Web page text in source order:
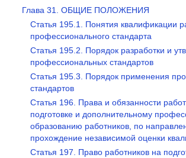
Глава 31. ОБЩИЕ ПОЛОЖЕНИЯ
Статья 195.1. Понятия квалификации
профессионального стандарта
Статья 195.2. Порядок разработки и
профессиональных стандартов
Статья 195.3. Порядок применения
стандартов
Статья 196. Права и обязанности
подготовке и дополнительному
образованию работников, по
прохождение независимой оценки
Статья 197. Право работников на